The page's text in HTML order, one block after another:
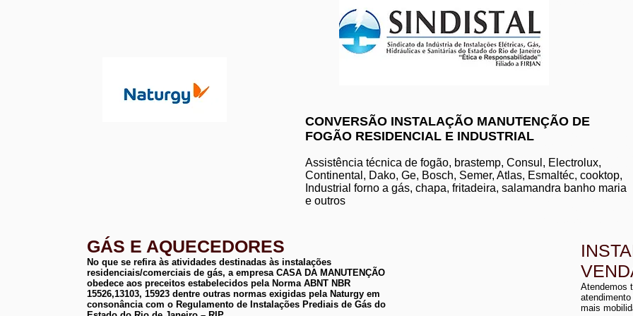
instalação de
conserto de aquecedor
manutenção de
instalação de
CONVERSÃO INSTALAÇÃO MANUTENÇÃO DE
FOGÃO RESIDENCIAL E INDUSTRIAL
Assistência técnica de fogão, brastemp, Consul, Electrolux,
Continental, Dako, Ge, Bosch, Semer, Atlas, Esmaltéc, cooktop,
Industrial forno a gás, chapa, fritadeira, salamandra banho maria
e outros
GÁS E AQUECEDORES
No que se refira às atividades destinadas às instalações
residenciais/comerciais de gás, a empresa CASA DA MANUTENÇÃO
obedece aos preceitos estabelecidos pela Norma ABNT NBR
15526,13103, 15923 dentre outras normas exigidas pela Naturgy em
consonância com o Regulamento de Instalações Prediais de Gás do
Atendemos
mais